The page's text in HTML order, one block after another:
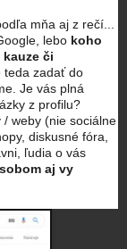
mňa aj z rečí...
lebo koho
či
teda zadať do
Je vás plná
z profilu?
weby (nie sociálne
diskusné fóra,
ľudia o vás
aj vy